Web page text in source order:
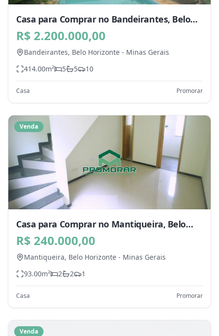
Casa para Comprar no Bandeirantes, Belo
Horizonte - MG
R$ 2.200.000,00
Bandeirantes, Belo Horizonte - Minas Gerais
414.00m² 5 5 10
Casa Promorar
Venda
Casa para Comprar no Mantiqueira, Belo
Horizonte - MG
R$ 240.000,00
Mantiqueira, Belo Horizonte - Minas Gerais
93.00m² 2 2 1
Casa Promorar
Venda